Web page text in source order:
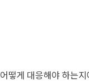
떻게 대응해야 하는지